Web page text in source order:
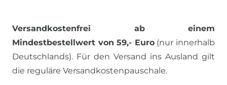
Versandkostenfrei ab einem
Mindestbestellwert von 59,- Euro(nur innerhalb
Deutschlands). Für den Versand ins Ausland gilt
die reguläre Versandkostenpauschale.